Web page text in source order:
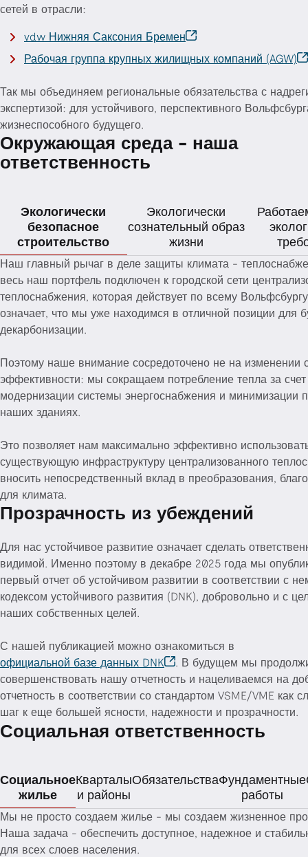
сетей в отрасли:
vdw Нижняя Саксония Бремен
Рабочая группа крупных жилищных компаний (AGW)
Так мы объединяем региональные обязательства с
экспертизой: для устойчивого, перспективного
жизнеспособного будущего.
Окружающая среда - наша
ответственность
Экологически
безопасное
строительство
Экологически
сознательный образ
жизни
Наш главный рычаг в деле защиты климата -
весь наш портфель подключен к городской сети
теплоснабжения, которая действует по всему
означает, что мы уже находимся в отличной позиции для
декарбонизации.
Поэтому наше внимание сосредоточено не на изменении
эффективности: мы сокращаем потребление тепла за счет
модернизации системы энергоснабжения и минимизации
наших зданиях.
Это позволяет нам максимально эффективно
существующую инфраструктуру централизованного
вносить непосредственный вклад в преобразования,
для климата.
Прозрачность из убеждений
Для нас устойчивое развитие означает сделать
видимой. Именно поэтому в декабре 2025 года мы
первый отчет об устойчивом развитии в соответствии с
кодексом устойчивого развития (DNK), добровольно и с
наших собственных целей.
С нашей публикацией можно ознакомиться в
официальной базе данных DNK
. В будущем мы
совершенствовать нашу отчетность и нацеливаемся на
отчетность в соответствии со стандартом VSME/VME как
шаг к еще большей ясности, надежности и прозрачности.
Социальная ответственность
Социальное
жилье
Кварталы
и районы
ОбязательстваФундаментные
работы
Мы не просто создаем жилье - мы создаем жизненное
Наша задача - обеспечить доступное, надежное и
для всех слоев населения.